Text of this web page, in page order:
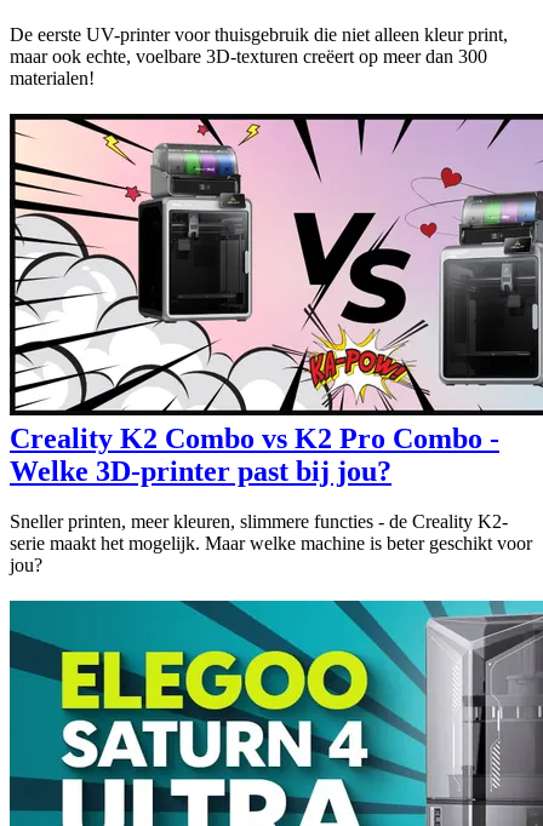
De eerste UV-printer voor thuisgebruik die niet alleen kleur print,
maar ook echte, voelbare 3D-texturen creëert op meer dan 300
materialen!
Creality K2 Combo vs K2 Pro Combo -
Welke 3D-printer past bij jou?
Sneller printen, meer kleuren, slimmere functies - de Creality K2-
serie maakt het mogelijk. Maar welke machine is beter geschikt voor
jou?